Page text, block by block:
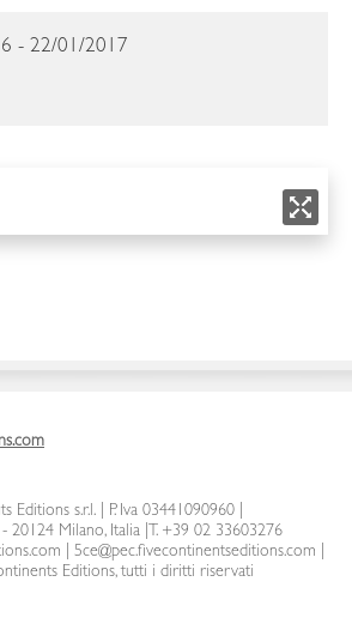
- 22/01/2017
Editions s.r.l.| P. Iva 03441090960 |
- 20124 Milano, Italia
T. +39 02 33603276
5ce@pec.fivecontinentseditions.com
Editions, tutti i diritti riservati